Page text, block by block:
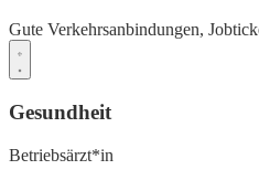
Gute Verkehrsanbindungen,
Gesundheit
Betriebsärzt*in